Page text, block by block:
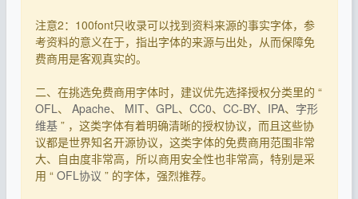
注意2：100font只收录可以找到资料来源的事实字体，参
考资料的意义在于，指出字体的来源与出处，从而保障免
费商用是客观真实的。
二、在挑选免费商用字体时，建议优先选择授权分类里的 “
OFL 、 Apache、 MIT、 GPL 、 CC0、 CC-BY、 IPA、 字形
维基 ” ，这类字体有着明确清晰的授权协议，而且这些协
议都是世界知名开源协议，这类字体的免费商用范围非常
大、自由度非常高，所以商用安全性也非常高，特别是采
用 “ OFL协议 ” 的字体，强烈推荐。